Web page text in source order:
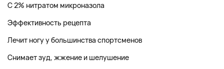
С 2% нитратом микроназола
Эффективность рецепта
Лечит ногу у большинства спортсменов
Снимает зуд, жжение и шелушение